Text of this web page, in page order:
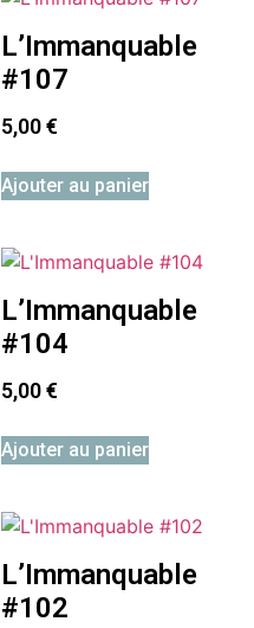
L’Immanquable
#107
5,00€
Ajouter au panier
L’Immanquable
#104
5,00€
Ajouter au panier
L’Immanquable
#102